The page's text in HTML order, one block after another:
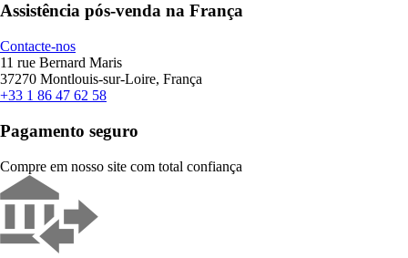
Assistência pós-venda na França
Contacte-nos
11 rue Bernard Maris
37270 Montlouis-sur-Loire, França
+33 1 86 47 62 58
Pagamento seguro
Compre em nosso site com total confiança